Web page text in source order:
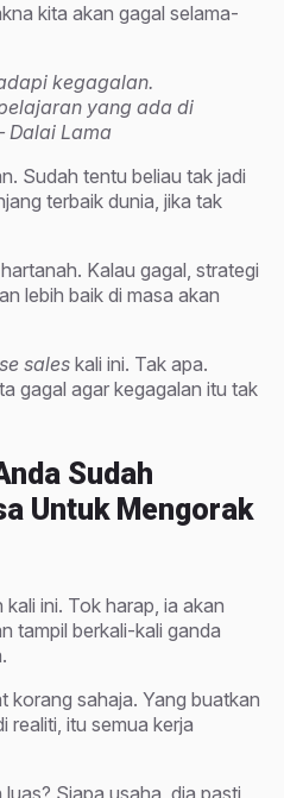
kita akan gagal selama-
kegagalan.
yang ada di
Dalai Lama
Sudah tentu beliau tak jadi
terbaik dunia, jika tak
Kalau gagal, strategi
lebih baik di masa akan
sales kali ini. Tak apa.
gagal agar kegagalan itu tak
Sudah
Untuk Mengorak
ini. Tok harap, ia akan
tampil berkali-kali ganda
korang sahaja. Yang buatkan
realiti, itu semua kerja
Siapa usaha, dia pasti